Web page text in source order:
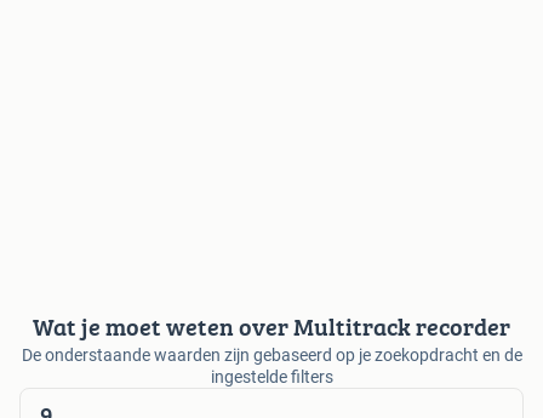
Wat je moet weten over Multitrack recorder
De onderstaande waarden zijn gebaseerd op je zoekopdracht en de
ingestelde filters